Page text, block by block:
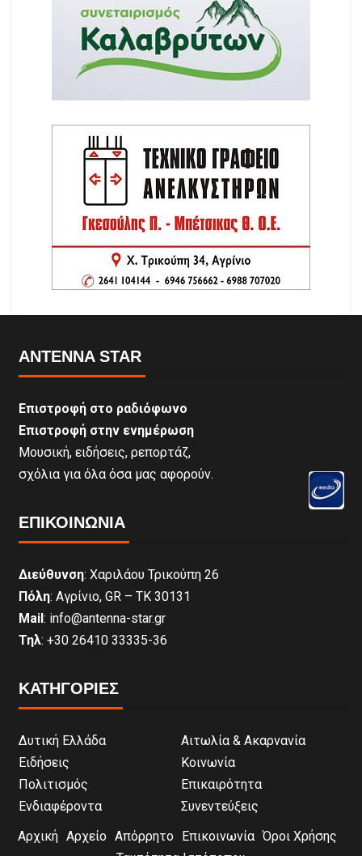
ANTENNA STAR
Επιστροφή στο ραδιόφωνο
Επιστροφή στην ενημέρωση
Μουσική, ειδήσεις, ρεπορτάζ,
σχόλια για όλα όσα μας αφορούν.
ΕΠΙΚΟΙΝΩΝΊΑ
Διεύθυνση: Χαριλάου Τρικούπη 26
Πόλη: Αγρίνιο, GR – ΤΚ 30131
Mail : info@antenna-star.gr
Τηλ: +30 26410 33335-36
ΚΑΤΗΓΟΡΙΕΣ
Δυτική Ελλάδα
Αιτωλία & Ακαρνανία
Ειδήσεις
Κοινωνία
Πολιτισμός
Επικαιρότητα
Ενδιαφέροντα
Συνεντεύξεις
Αρχική Αρχείο Απόρρητο Επικοινωνία Όροι Χρήσης